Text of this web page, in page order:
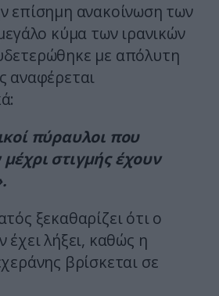
επίσημη ανακοίνωση των
κύμα των ιρανικών
με απόλυτη
αναφέρεται
πύραυλοι που
στιγμής έχουν
ξεκαθαρίζει ότι ο
έχει λήξει, καθώς η
βρίσκεται σε